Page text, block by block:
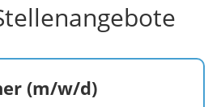
(m/w/d)